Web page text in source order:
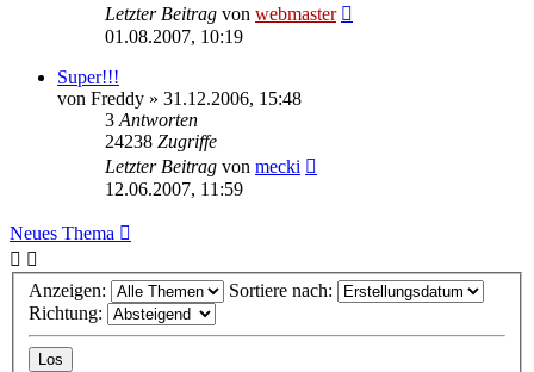
Letzter Beitrag von webmaster
01.08.2007, 10:19
Super!!!
von Freddy » 31.12.2006, 15:48
3 Antworten
24238 Zugriffe
Letzter Beitrag von mecki
12.06.2007, 11:59
Neues Thema
Anzeigen:
Sortiere nach:
Richtung: